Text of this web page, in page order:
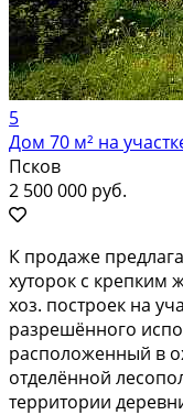
5
Дом 70 м² на
Псков
2 500 000 руб.
К продаже
хуторок с
хоз. построек на
разрешённого
расположенный в
отделённой
территории